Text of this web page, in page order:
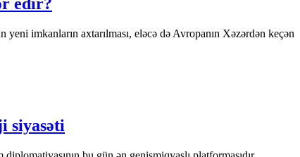
imkanların axtarılması, eləcə də Avropanın Xəzərdən keçən
siyasəti